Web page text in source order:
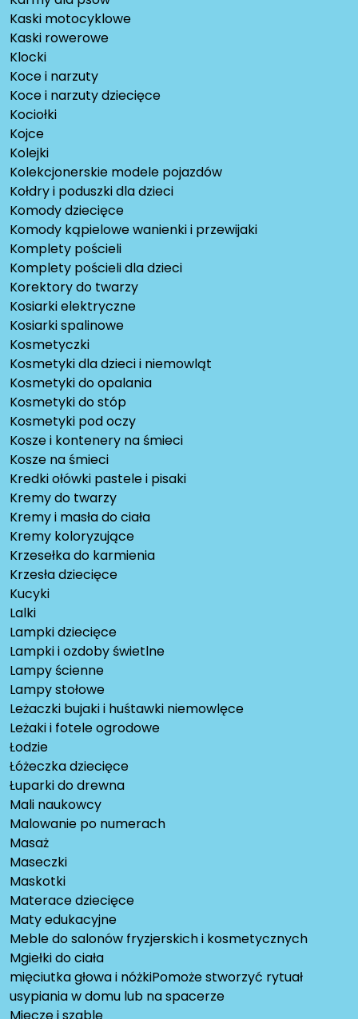
Kaski motocyklowe
Kaski rowerowe
Klocki
Koce i narzuty
Koce i narzuty dziecięce
Kociołki
Kojce
Kolejki
Kolekcjonerskie modele pojazdów
Kołdry i poduszki dla dzieci
Komody dziecięce
Komody kąpielowe wanienki i przewijaki
Komplety pościeli
Komplety pościeli dla dzieci
Korektory do twarzy
Kosiarki elektryczne
Kosiarki spalinowe
Kosmetyczki
Kosmetyki dla dzieci i niemowląt
Kosmetyki do opalania
Kosmetyki do stóp
Kosmetyki pod oczy
Kosze i kontenery na śmieci
Kosze na śmieci
Kredki ołówki pastele i pisaki
Kremy do twarzy
Kremy i masła do ciała
Kremy koloryzujące
Krzesełka do karmienia
Krzesła dziecięce
Kucyki
Lalki
Lampki dziecięce
Lampki i ozdoby świetlne
Lampy ścienne
Lampy stołowe
Leżaczki bujaki i huśtawki niemowlęce
Leżaki i fotele ogrodowe
Łodzie
Łóżeczka dziecięce
Łuparki do drewna
Mali naukowcy
Malowanie po numerach
Masaż
Maseczki
Maskotki
Materace dziecięce
Maty edukacyjne
Meble do salonów fryzjerskich i kosmetycznych
Mgiełki do ciała
mięciutka głowa i nóżkiPomoże stworzyć rytuał
usypiania w domu lub na spacerze